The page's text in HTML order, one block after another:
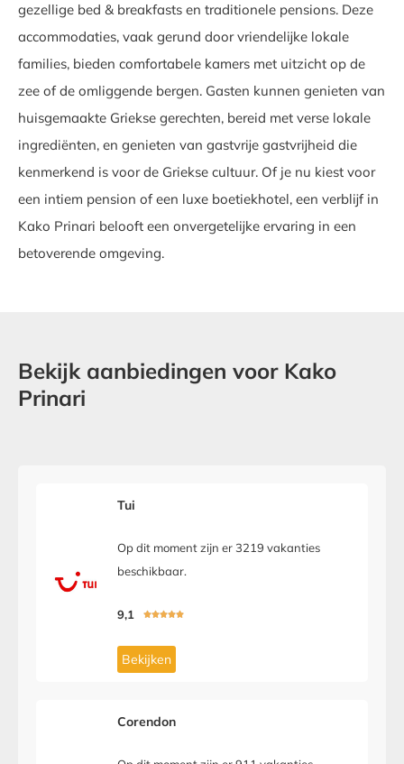
gezellige bed & breakfasts en traditionele pensions. Deze
accommodaties, vaak gerund door vriendelijke lokale
families, bieden comfortabele kamers met uitzicht op de
zee of de omliggende bergen. Gasten kunnen genieten van
huisgemaakte Griekse gerechten, bereid met verse lokale
ingrediënten, en genieten van gastvrije gastvrijheid die
kenmerkend is voor de Griekse cultuur. Of je nu kiest voor
een intiem pension of een luxe boetiekhotel, een verblijf in
Kako Prinari belooft een onvergetelijke ervaring in een
betoverende omgeving.
Bekijk aanbiedingen voor Kako
Prinari
Tui
Op dit moment zijn er 3219 vakanties
beschikbaar.
9,1 
Bekijken
Corendon